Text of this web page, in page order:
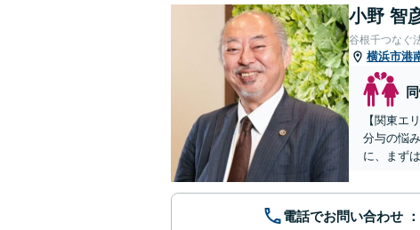
小野 智
谷根千つなぐ
横浜市港
【関東エ
分与の悩
に、まず
電話でお問い合わせ